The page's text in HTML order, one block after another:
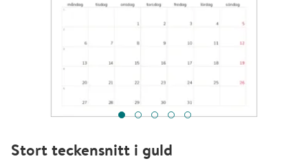
Stort teckensnitt i guld